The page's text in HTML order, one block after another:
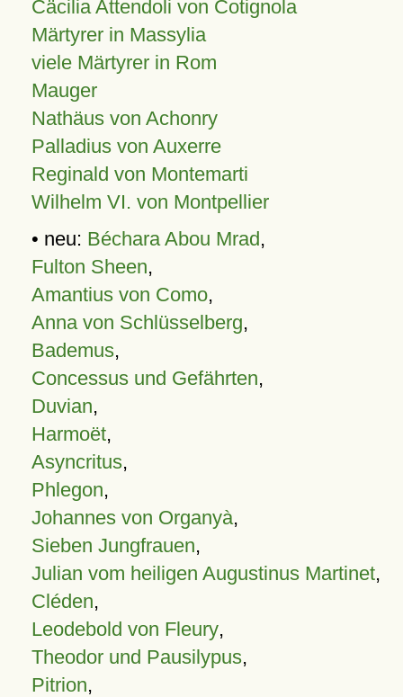
Cäcilia Attendoli von Cotignola
Märtyrer in Massylia
viele Märtyrer in Rom
Mauger
Nathäus von Achonry
Palladius von Auxerre
Reginald von Montemarti
Wilhelm VI. von Montpellier
• neu: Béchara Abou Mrad,
Fulton Sheen,
Amantius von Como,
Anna von Schlüsselberg,
Bademus,
Concessus und Gefährten,
Duvian,
Harmoët,
Asyncritus,
Phlegon,
Johannes von Organyà,
Sieben Jungfrauen,
Julian vom heiligen Augustinus Martinet,
Cléden,
Leodebold von Fleury,
Theodor und Pausilypus,
Pitrion,